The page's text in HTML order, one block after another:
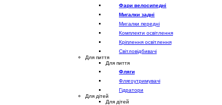
Фари велосипедні
Мигалки задні
Мигалки передні
Комплекти освітлення
Кріплення освітлення
Світловідбивачі
Для пиття
Для пиття
Фляги
Флягоутримувачі
Гідратори
Для дітей
Для дітей